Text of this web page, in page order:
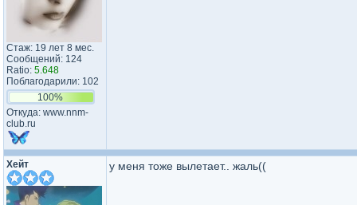
Стаж: 19 лет 8 мес.
Сообщений: 124
Ratio: 5.648
Поблагодарили: 102
100%
Откуда: www.nnm-
club.ru
Хейт у меня тоже вылетает.. жаль((